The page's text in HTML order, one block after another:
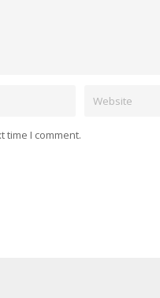
time I comment.